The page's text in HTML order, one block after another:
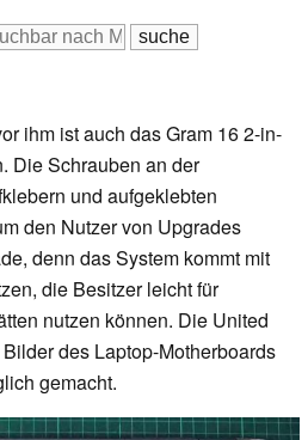
ihm ist auch das Gram 16 2-in-
Die Schrauben an der
und aufgeklebten
den Nutzer von Upgrades
denn das System kommt mit
die Besitzer leicht für
nutzen können. Die United
des Laptop-Motherboards
gemacht.